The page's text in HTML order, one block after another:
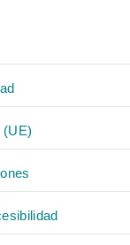
(UE)